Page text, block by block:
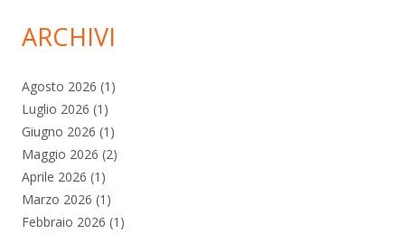
ARCHIVI
Agosto 2026 (1)
Luglio 2026 (1)
Giugno 2026 (1)
Maggio 2026 (2)
Aprile 2026 (1)
Marzo 2026 (1)
Febbraio 2026 (1)